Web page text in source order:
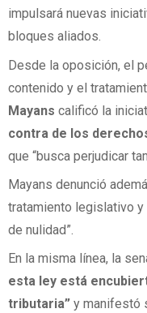
impulsará nuevas
bloques aliados.
Desde la oposición, el
contenido y el
Mayans calificó la
contra de los
que “busca perjudicar
Mayans denunció
tratamiento legislativo y
de nulidad”.
En la misma línea, la
esta ley está
tributaria” y manifestó